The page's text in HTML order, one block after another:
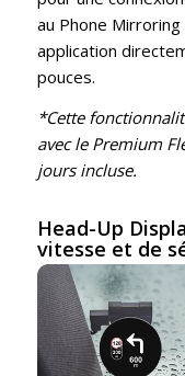
au Phone
application
pouces.
*Cette
avec le Premium
jours incluse.
Head-Up
vitesse et de